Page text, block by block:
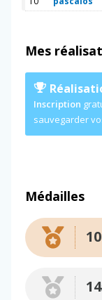
Mes
Inscription
sauvegarder
Médailles